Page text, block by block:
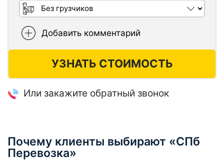
Необходимость грузчиков
Добавить комментарий
УЗНАТЬ СТОИМОСТЬ
Или закажите обратный звонок
Почему клиенты выбирают «СПб
Перевозка»